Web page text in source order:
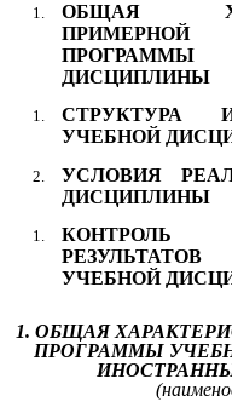
ОБЩАЯ
ДИСЦИПЛИНЫ
СТРУКТУРА
УЧЕБНОЙ
УСЛОВИЯ
ДИСЦИПЛИНЫ
УЧЕБНОЙ
1. ОБЩАЯ
ПРОГРАММЫ